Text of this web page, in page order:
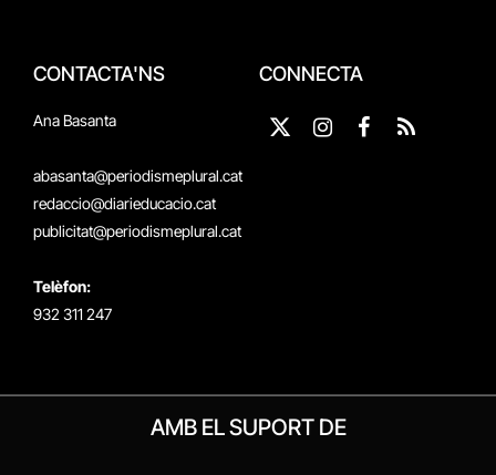
CONTACTA'NS
Ana Basanta
abasanta@periodismeplural.cat
redaccio@diarieducacio.cat
publicitat@periodismeplural.cat
Telèfon:
932 311 247
CONNECTA
X
Instagram
Facebook
RSS
AMB EL SUPORT DE